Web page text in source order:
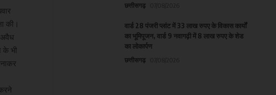
की।
अवैध
के भी
छत्तीसगढ़
वार्ड 28 पंजरी प्लांट में 33 लाख रुपए के विकास कार्यों
का भूमिपूजन, वार्ड 9 नवागढ़ी में 8 लाख रुपए के शेड
का लोकार्पण
छत्तीसगढ़